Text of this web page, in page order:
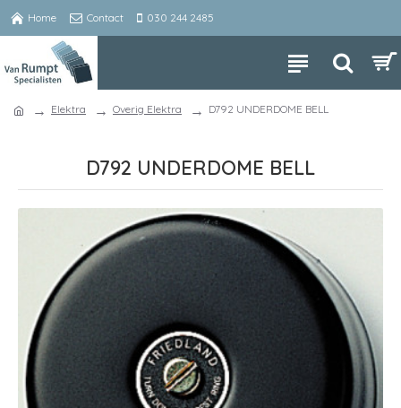
Home Contact 030 244 2485
Elektra Overig Elektra D792 UNDERDOME BELL
D792 UNDERDOME BELL